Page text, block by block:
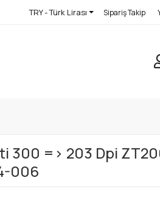
TRY - Türk Lirası Sipariş Takip
300 => 203 Dpi
006